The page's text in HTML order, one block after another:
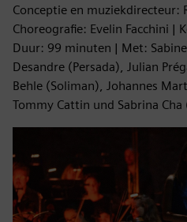
Conceptie en muziekdirecteur:
Choreografie: Evelin Facchini |
Duur: 99 minuten | Met:
Desandre (Persada), Julian
Behle (Soliman), Johannes
Tommy Cattin und Sabrina Cha